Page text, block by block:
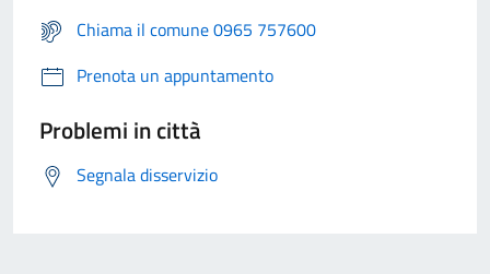
Chiama il comune 0965 757600
Prenota un appuntamento
Problemi in città
Segnala disservizio